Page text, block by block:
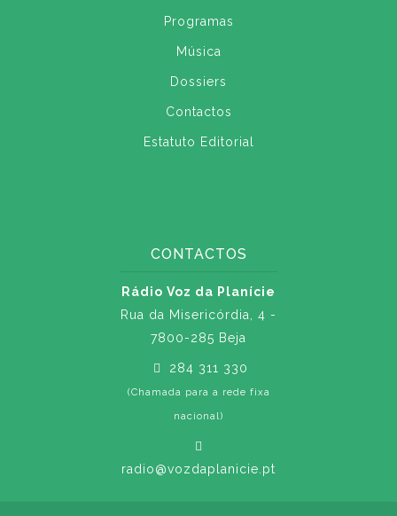
Programas
Música
Dossiers
Contactos
Estatuto Editorial
CONTACTOS
Rádio Voz da Planície
Rua da Misericórdia, 4 -
7800-285 Beja
284 311 330
(Chamada para a rede fixa
nacional)
radio@vozdaplanicie.pt